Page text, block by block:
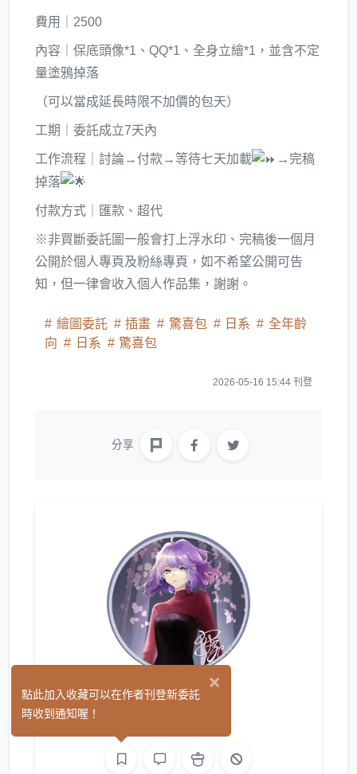
費用｜2500
內容｜保底頭像*1、QQ*1、全身立繪*1，並含不定
量塗鴉掉落
（可以當成延長時限不加價的包天）
工期｜委託成立7天內
工作流程｜討論→付款→等待七天加載
→完稿
掉落
付款方式｜匯款、超代
※非買斷委託圖一般會打上浮水印、完稿後一個月
公開於個人專頁及粉絲專頁，如不希望公開可告
知，但一律會收入個人作品集，謝謝。
繪圖委託 插畫 驚喜包 日系
全年齡
向
日系 驚喜包
2026-05-16 15:44 刊登
分享
安苑 (0)
×
點此加入收藏可以在作者刊登新委託
時收到通知喔！